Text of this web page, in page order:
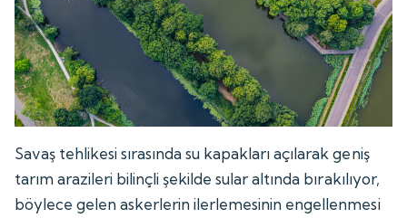
Savaş tehlikesi sırasında su kapakları açılarak geniş
tarım arazileri bilinçli şekilde sular altında bırakılıyor,
böylece gelen askerlerin ilerlemesinin engellenmesi